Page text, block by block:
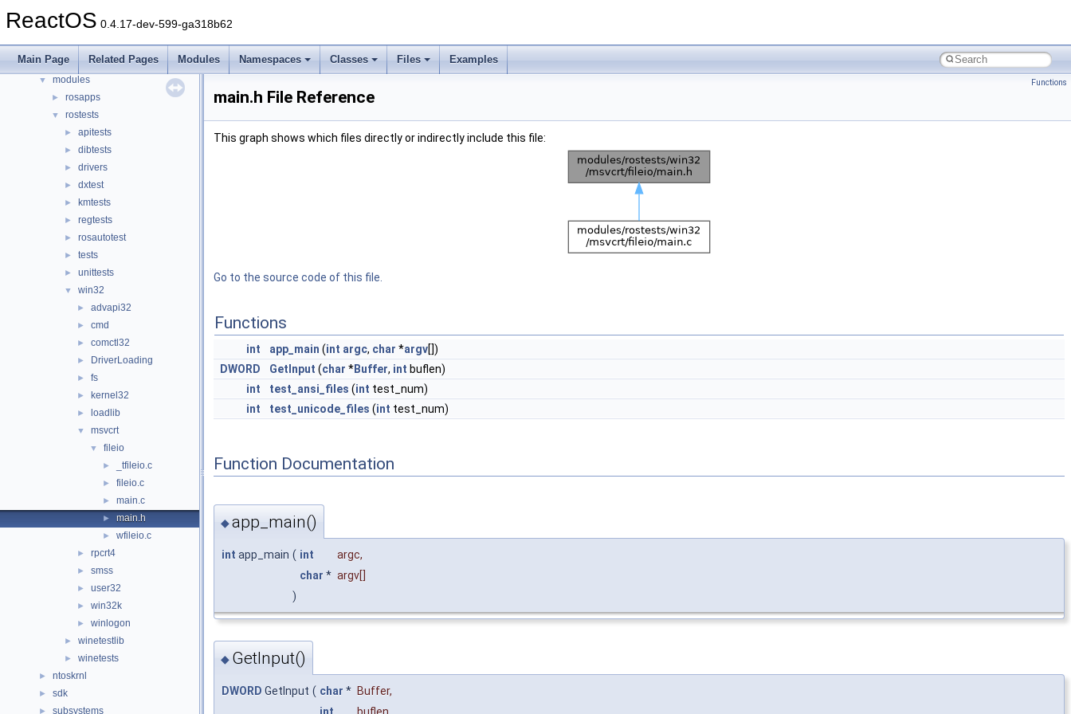
ReactOS 0.4.17-dev-599-ga318b62
Main Page Related Pages Modules Namespaces Classes Files Examples
► drivers
► hal
► media
▼ modules
► rosapps
▼ rostests
► apitests
► dibtests
► drivers
► dxtest
► kmtests
► regtests
► rosautotest
► tests
► unittests
▼ win32
► advapi32
► cmd
► comctl32
► DriverLoading
► fs
► kernel32
► loadlib
▼ msvcrt
▼ fileio
► _tfileio.c
► fileio.c
► main.c
► main.h
► wfileio.c
► rpcrt4
► smss
► user32
► win32k
► winlogon
► winetestlib
► winetests
► ntoskrnl
► sdk
► subsystems
Functions
main.h File Reference
This graph shows which files directly or indirectly include this file:
Go to the source code of this file.
Functions
int app_main (int argc, char *argv[])
DWORD
GetInput (char *Buffer, int buflen)
int
test_ansi_files (int test_num)
int
test_unicode_files (int test_num)
Function Documentation
◆app_main()
int app_main ( int argc,
char * argv[]
)
◆ GetInput()
DWORD GetInput ( char * Buffer,